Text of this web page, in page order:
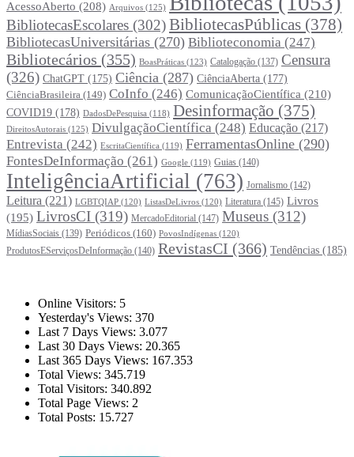
AcessoAberto (208) Arquivos (125)
BibliotecasEscolares (302)BibliotecasPúblicas (378)
BibliotecasUniversitárias (270) Biblioteconomia (247)
Bibliotecários (355) BoasPráticas (123) Catalogação (137) Censura
(326) ChatGPT (175) Ciência (287) CiênciaAberta (177)
CiênciaBrasileira (149) CoInfo (246) ComunicaçãoCientífica (210)
COVID19 (178) DadosDePesquisa (118) Desinformação (375)
DireitosAutorais (125) DivulgaçãoCientífica (248) Educação (217)
Entrevista (242) EscritaCientífica (119) FerramentasOnline (290)
FontesDeInformação (261) Google (119) Guias (140)
InteligênciaArtificial (763) Jornalismo (142)
Leitura (221) LGBTQIAP (120) ListasDeLivros (120) Literatura (145) Livros
(195) LivrosCI (319) MercadoEditorial (147) Museus (312)
MídiasSociais (139) Periódicos (160) PovosIndígenas (120)
ProdutosEServiçosDeInformação (140) RevistasCI (366) Tendências (185)
Online Visitors: 5
Yesterday's Views: 370
Last 7 Days Views: 3.077
Last 30 Days Views: 20.365
Last 365 Days Views: 167.353
Total Views: 345.719
Total Visitors: 340.892
Total Page Views: 2
Total Posts: 15.727